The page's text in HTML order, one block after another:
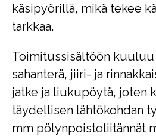
käsipyörillä, mikä tekee
tarkkaa.
Toimitussisältöön kuuluu
sahanterä, jiiri- ja
jatke ja liukupöytä, joten
täydellisen lähtökohdan
mm pölynpoistoliitännät